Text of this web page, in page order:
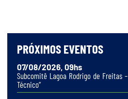
PRÓXIMOS EVENTOS
07/08/2026, 09hs
Subcomitê Lagoa Rodrigo de Freitas
Técnico”